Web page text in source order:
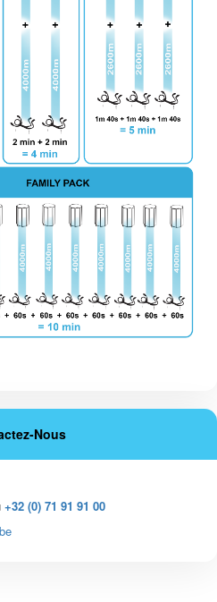
Nous
+32 (0) 71 91 91 00